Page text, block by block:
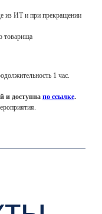
из ИТ и при прекращении
товарища
1 час.
и доступна по ссылке.